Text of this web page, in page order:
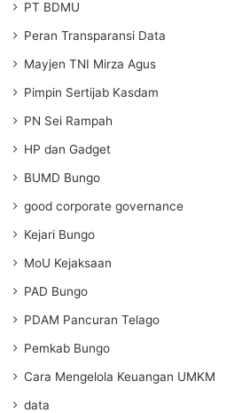
PT BDMU
Peran Transparansi Data
Mayjen TNI Mirza Agus
Pimpin Sertijab Kasdam
PN Sei Rampah
HP dan Gadget
BUMD Bungo
good corporate governance
Kejari Bungo
MoU Kejaksaan
PAD Bungo
PDAM Pancuran Telago
Pemkab Bungo
Cara Mengelola Keuangan UMKM
data